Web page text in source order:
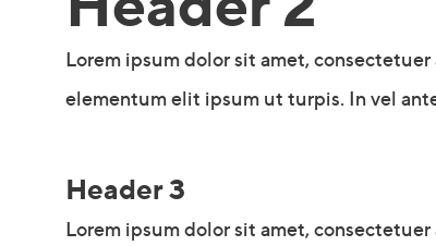
Lorem ipsum dolor sit amet,
elementum elit ipsum ut turpis. In vel
Header 3
Lorem ipsum dolor sit amet,